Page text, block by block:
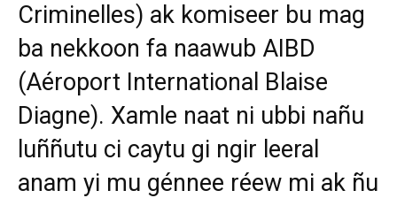
Criminelles) ak komiseer bu mag
ba nekkoon fa naawub AIBD
(Aéroport International Blaise
Diagne). Xamle naat ni ubbi nañu
luññutu ci caytu gi ngir leeral
anam yi mu génnee réew mi ak ñu